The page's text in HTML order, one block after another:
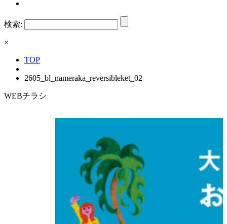
検索:
×
TOP
2605_bl_nameraka_reversibleket_02
WEBチラシ